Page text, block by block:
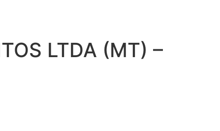
LTDA (MT) –